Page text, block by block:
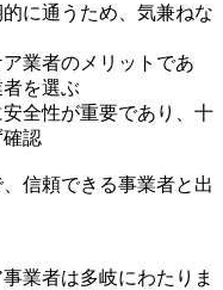
に通うため、気兼ねな
業者のメリットであ
を選ぶ
全性が重要であり、十
認
信頼できる事業者と出
業者は多岐にわたりま